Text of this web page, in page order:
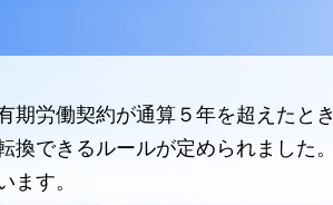
期労働契約が通算５年を超えたとき
できるルールが定められました。
ます。